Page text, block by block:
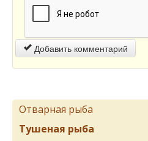
Добавить комментарий
Отварная рыба
Тушеная рыба